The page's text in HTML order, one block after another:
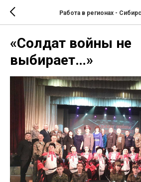
Работа в регионах -
«Солдат войны не
выбирает…»